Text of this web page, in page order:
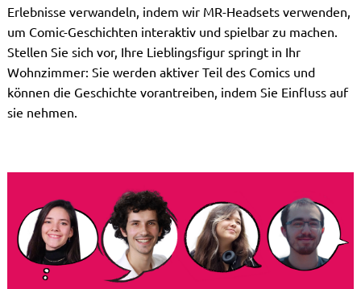
Erlebnisse verwandeln, indem wir MR-Headsets verwenden,
um Comic-Geschichten interaktiv und spielbar zu machen.
Stellen Sie sich vor, Ihre Lieblingsfigur springt in Ihr
Wohnzimmer: Sie werden aktiver Teil des Comics und
können die Geschichte vorantreiben, indem Sie Einfluss auf
sie nehmen.